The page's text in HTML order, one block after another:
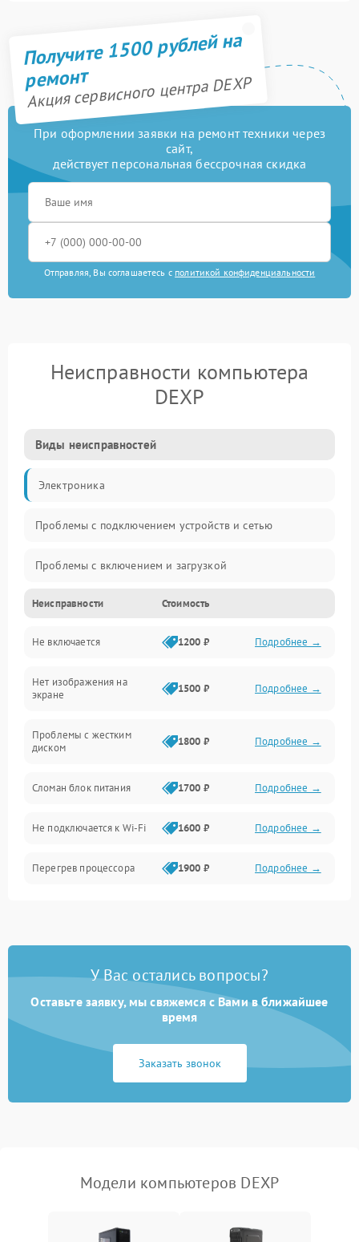
Получите 1500 рублей на
ремонт
Акция сервисного центра DEXP
При оформлении заявки на ремонт техники через
сайт,
действует персональная бессрочная скидка
Отправляя, Вы соглашаетесь с политикой конфиденциальности
Неисправности компьютера
DEXP
Виды неисправностей
Электроника
Проблемы с подключением устройств и сетью
Проблемы с включением и загрузкой
Проблемы с изображением и монитором
Проблемы с производительностью и стабильностью
Прочие специфичные проблемы
Неисправности Стоимость
Не включается 1200 ₽ Подробнее →
Нет изображения на
экране
1500 ₽ Подробнее →
Проблемы с жестким
диском
1800 ₽ Подробнее →
Сломан блок питания 1700 ₽ Подробнее →
Не подключается к Wi-Fi 1600 ₽ Подробнее →
Перегрев процессора 1900 ₽ Подробнее →
Проблемы с
устройств
охлаждения
1700 ₽ Подробнее →
оперативной памяти
У Вас остались вопросы?
Оставьте заявку, мы свяжемся с Вами в ближайшее
время
Заказать звонок
Модели компьютеров DEXP